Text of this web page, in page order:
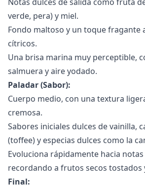
verde, pera) y miel.
Fondo maltoso y un toque fragante
cítricos.
Una brisa marina muy perceptible,
salmuera y aire yodado.
Paladar (Sabor):
Cuerpo medio, con una textura
cremosa.
Sabores iniciales dulces de vainilla,
(toffee) y especias dulces como la
Evoluciona rápidamente hacia notas
recordando a frutos secos tostados
Final: